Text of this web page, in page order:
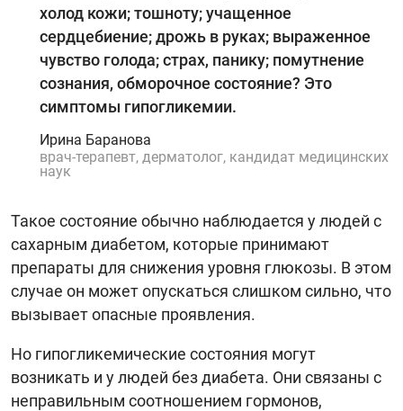
холод кожи; тошноту; учащенное
сердцебиение; дрожь в руках; выраженное
чувство голода; страх, панику; помутнение
сознания, обморочное состояние? Это
симптомы гипогликемии.
Ирина Баранова
врач-терапевт, дерматолог, кандидат медицинских
наук
Такое состояние обычно наблюдается у людей с
сахарным диабетом, которые принимают
препараты для снижения уровня глюкозы. В этом
случае он может опускаться слишком сильно, что
вызывает опасные проявления.
Но гипогликемические состояния могут
возникать и у людей без диабета. Они связаны с
неправильным соотношением гормонов,